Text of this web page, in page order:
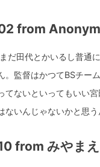
from
だ田代とかいるし普通
。監督はかつてBSチー
ないといってもいい
いんじゃないかと思う
from みやまえ